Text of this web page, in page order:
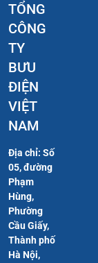
TỔNG
CÔNG
TY
BƯU
ĐIỆN
VIỆT
NAM
Địa chỉ: Số
05, đường
Phạm
Hùng,
Phường
Cầu Giấy,
Thành phố
Hà Nội,